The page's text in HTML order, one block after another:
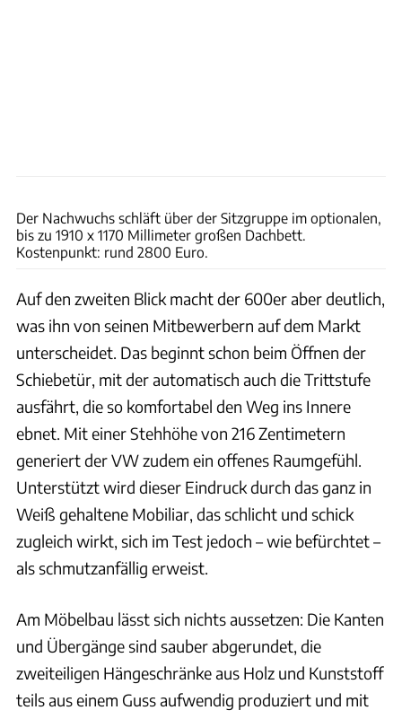
Der Nachwuchs schläft über der Sitzgruppe im optionalen,
bis zu 1910 x 1170 Millimeter großen Dachbett.
Kostenpunkt: rund 2800 Euro.
Auf den zweiten Blick macht der 600er aber deutlich,
was ihn von seinen Mitbewerbern auf dem Markt
unterscheidet. Das beginnt schon beim Öffnen der
Schiebetür, mit der automatisch auch die Trittstufe
ausfährt, die so komfortabel den Weg ins Innere
ebnet. Mit einer Stehhöhe von 216 Zentimetern
generiert der VW zudem ein offenes Raumgefühl.
Unterstützt wird dieser Eindruck durch das ganz in
Weiß gehaltene Mobiliar, das schlicht und schick
zugleich wirkt, sich im Test jedoch – wie befürchtet –
als schmutzanfällig erweist.
Am Möbelbau lässt sich nichts aussetzen: Die Kanten
und Übergänge sind sauber abgerundet, die
zweiteiligen Hängeschränke aus Holz und Kunststoff
teils aus einem Guss aufwendig produziert und mit